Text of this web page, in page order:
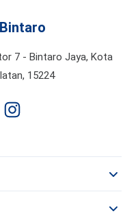
7 - Bintaro Jaya, Kota
15224